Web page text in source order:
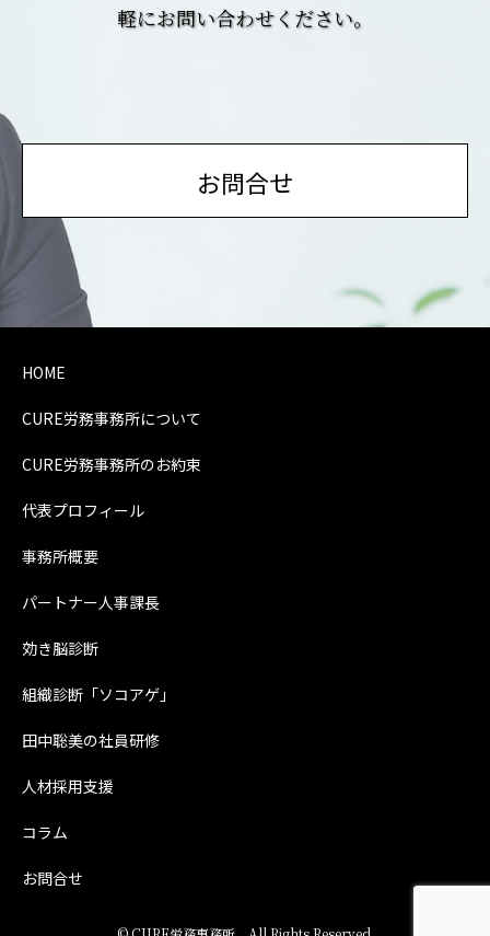
軽にお問い合わせください。
お問合せ
HOME
CURE労務事務所について
CURE労務事務所のお約束
代表プロフィール
事務所概要
パートナー人事課長
効き脳診断
組織診断「ソコアゲ」
田中聡美の社員研修
人材採用支援
コラム
お問合せ